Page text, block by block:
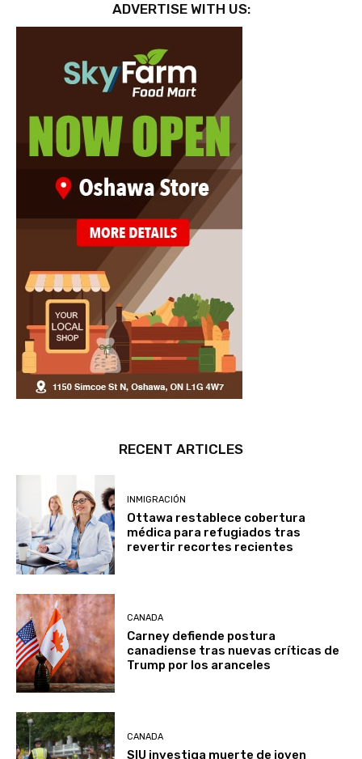
ADVERTISE WITH US:
RECENT ARTICLES
INMIGRACIÓN
Ottawa restablece cobertura
médica para refugiados tras
revertir recortes recientes
CANADA
Carney defiende postura
canadiense tras nuevas críticas de
Trump por los aranceles
CANADA
SIU investiga muerte de joven